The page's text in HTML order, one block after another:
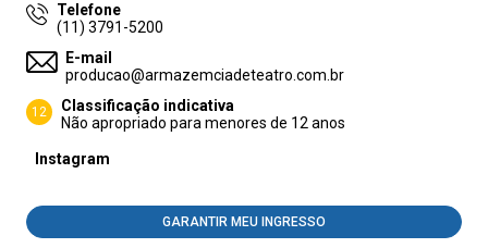
Telefone
(11) 3791-5200
E-mail
producao@armazemciadeteatro.com.br
12
Classificação indicativa
Não apropriado para menores de 12 anos
Instagram
GARANTIR MEU INGRESSO